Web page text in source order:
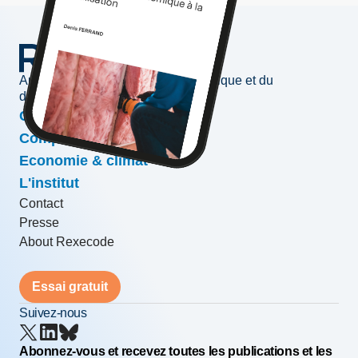
Au service de l'information économique et du
développement des entreprises
Conjoncture & prévisions
Compétitivité & croissance
Economie & climat
L'institut
Contact
Presse
About Rexecode
Essai gratuit
Suivez-nous
Abonnez-vous et recevez toutes les publications et les